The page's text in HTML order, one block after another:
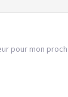
pour mon